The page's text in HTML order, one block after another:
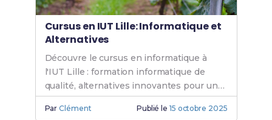
Cursus en IUT Lille: Informatique et
Alternatives
Découvre le cursus en informatique à
l'IUT Lille : formation informatique de
qualité, alternatives innovantes pour un
BUT informatique Lille. Rejoins l'IUT
informatique dès aujourd'hui.
ParClément Publié le 15 octobre 2025